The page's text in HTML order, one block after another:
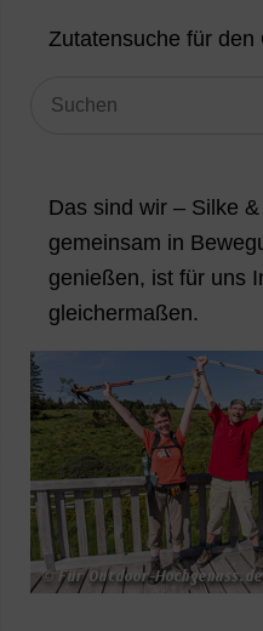
Zutatensuche für
Das sind wir – Silke
gemeinsam in
genießen, ist für uns
gleichermaßen.